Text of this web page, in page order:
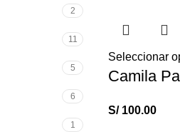
2
11
5
6
1
Seleccionar
Camila
S/100.00